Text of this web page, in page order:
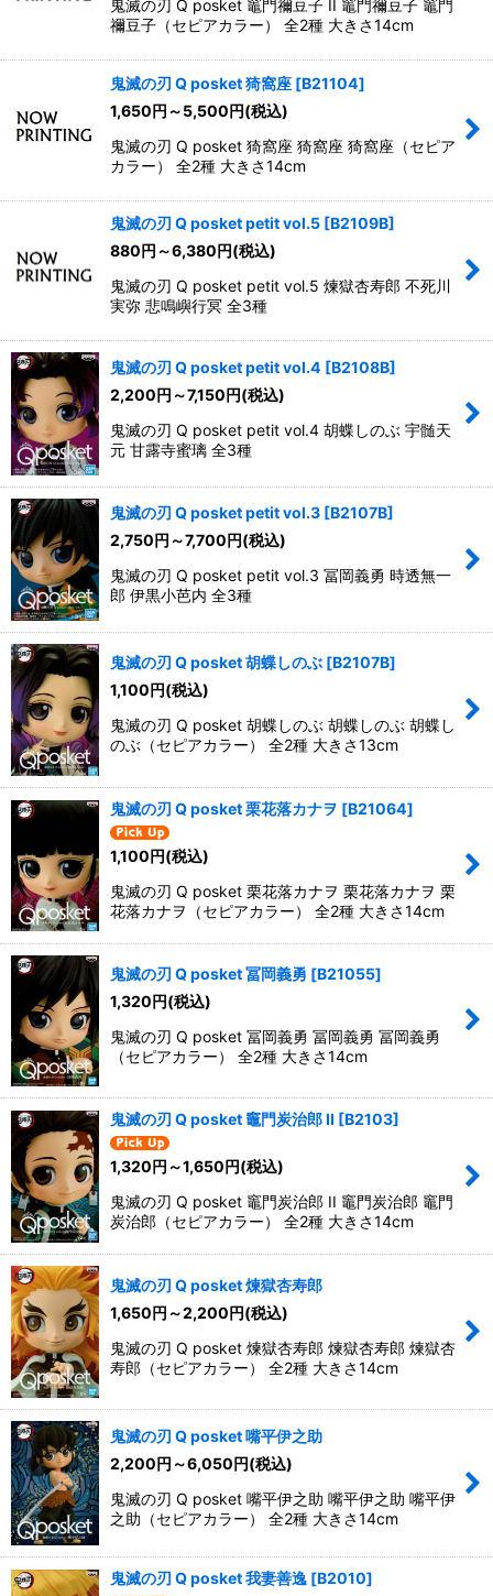
鬼滅の刃 Q posket 竈門禰豆子 II 竈門禰豆子 竈門
禰豆子（セピアカラー） 全2種 大きさ14cm
鬼滅の刃 Q posket 猗窩座 [B21104]
1,650円 ～5,500円(税込)
鬼滅の刃 Q posket 猗窩座 猗窩座 猗窩座（セピア
カラー） 全2種 大きさ14cm
鬼滅の刃 Q posket petit vol.5 [B2109B]
880円 ～6,380円(税込)
鬼滅の刃 Q posket petit vol.5 煉獄杏寿郎 不死川
実弥 悲鳴嶼行冥 全3種
鬼滅の刃 Q posket petit vol.4 [B2108B]
2,200円 ～7,150円(税込)
鬼滅の刃 Q posket petit vol.4 胡蝶しのぶ 宇髄天
元 甘露寺蜜璃 全3種
鬼滅の刃 Q posket petit vol.3 [B2107B]
2,750円 ～7,700円(税込)
鬼滅の刃 Q posket petit vol.3 冨岡義勇 時透無一
郎 伊黒小芭内 全3種
鬼滅の刃 Q posket 胡蝶しのぶ [B2107B]
1,100円(税込)
鬼滅の刃 Q posket 胡蝶しのぶ 胡蝶しのぶ 胡蝶し
のぶ（セピアカラー） 全2種 大きさ13cm
鬼滅の刃 Q posket 栗花落カナヲ [B21064]
1,100円(税込)
鬼滅の刃 Q posket 栗花落カナヲ 栗花落カナヲ 栗
花落カナヲ（セピアカラー） 全2種 大きさ14cm
鬼滅の刃 Q posket 冨岡義勇 [B21055]
1,320円(税込)
鬼滅の刃 Q posket 冨岡義勇 冨岡義勇 冨岡義勇
（セピアカラー） 全2種 大きさ14cm
鬼滅の刃 Q posket 竈門炭治郎 II [B2103]
1,320円 ～1,650円(税込)
鬼滅の刃 Q posket 竈門炭治郎 II 竈門炭治郎 竈門
炭治郎（セピアカラー） 全2種 大きさ14cm
鬼滅の刃 Q posket 煉獄杏寿郎
1,650円 ～2,200円(税込)
鬼滅の刃 Q posket 煉獄杏寿郎 煉獄杏寿郎 煉獄杏
寿郎（セピアカラー） 全2種 大きさ14cm
鬼滅の刃 Q posket 嘴平伊之助
2,200円 ～6,050円(税込)
鬼滅の刃 Q posket 嘴平伊之助 嘴平伊之助 嘴平伊
之助（セピアカラー） 全2種 大きさ14cm
鬼滅の刃 Q posket 我妻善逸 [B2010]